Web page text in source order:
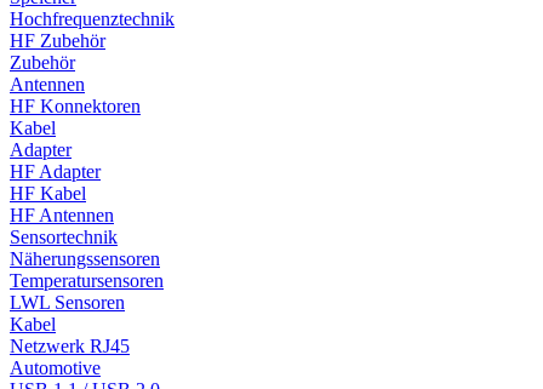
Hochfrequenztechnik
HF Zubehör
Zubehör
Antennen
HF Konnektoren
Kabel
Adapter
HF Adapter
HF Kabel
HF Antennen
Sensortechnik
Näherungssensoren
Temperatursensoren
LWL Sensoren
Kabel
Netzwerk RJ45
Automotive